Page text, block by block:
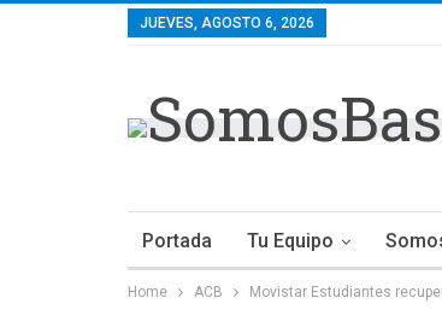
JUEVES, AGOSTO 6, 2026
Portada Tu Equipo
Home ACB Movistar Estudiantes